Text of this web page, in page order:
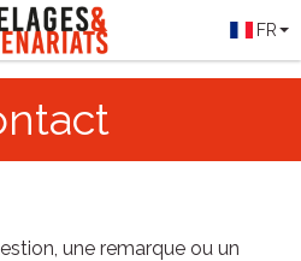
FR
une remarque ou un